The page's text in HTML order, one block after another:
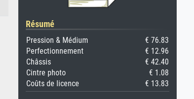
Résumé
Pression & Médium
€ 76.83
Perfectionnement
€ 12.96
Châssis
€ 42.40
Cintre photo
€ 1.08
Coûts de licence
€ 13.83